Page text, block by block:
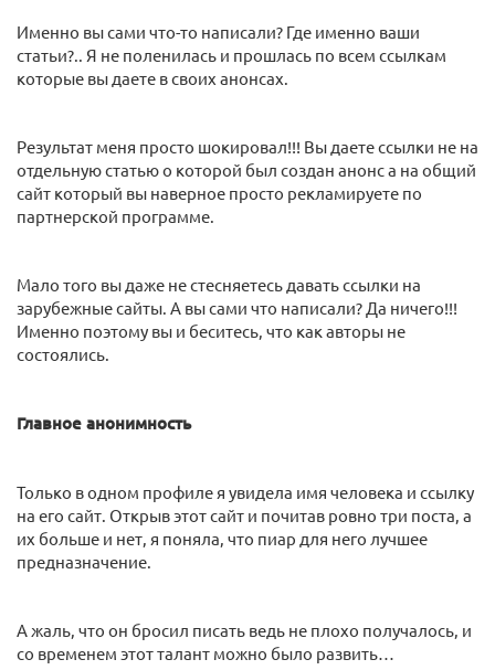
Именно вы сами что-то написали? Где именно ваши
статьи?.. Я не поленилась и прошлась по всем ссылкам
которые вы даете в своих анонсах.
Результат меня просто шокировал!!! Вы даете ссылки не на
отдельную статью о которой был создан анонс а на общий
сайт который вы наверное просто рекламируете по
партнерской программе.
Мало того вы даже не стесняетесь давать ссылки на
зарубежные сайты. А вы сами что написали? Да ничего!!!
Именно поэтому вы и беситесь, что как авторы не
состоялись.
Главное анонимность
Только в одном профиле я увидела имя человека и ссылку
на его сайт. Открыв этот сайт и почитав ровно три поста, а
их больше и нет, я поняла, что пиар для него лучшее
предназначение.
А жаль, что он бросил писать ведь не плохо получалось, и
со временем этот талант можно было развить…